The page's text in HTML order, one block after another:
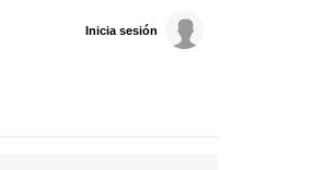
Inicia sesión